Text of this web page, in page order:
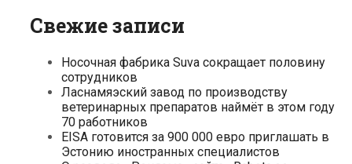
Свежие записи
Носочная фабрика Suva сокращает половину
сотрудников
Ласнамяэский завод по производству
ветеринарных препаратов наймёт в этом году
70 работников
EISA готовится за 900 000 евро приглашать в
Эстонию иностранных специалистов